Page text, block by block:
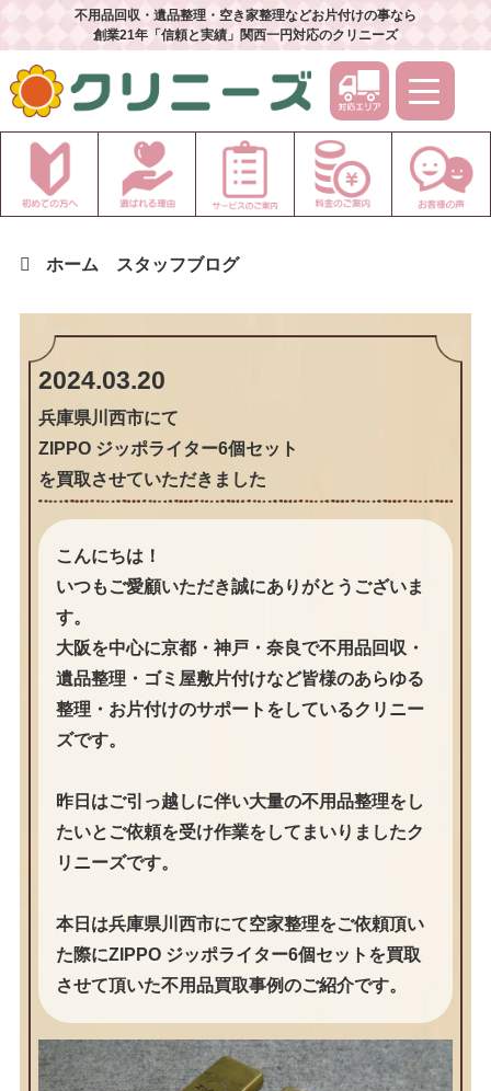
不用品回収・遺品整理・空き家整理などお片付けの事なら
創業21年「信頼と実績」関西一円対応のクリニーズ
ホーム スタッフブログ
2024.03.20
兵庫県川西市にて
ZIPPO ジッポライター6個セット
を買取させていただきました
こんにちは！
いつもご愛顧いただき誠にありがとうございま
す。
大阪を中心に京都・神戸・奈良で不用品回収・
遺品整理・ゴミ屋敷片付けなど皆様のあらゆる
整理・お片付けのサポートをしているクリニー
ズです。
昨日はご引っ越しに伴い大量の不用品整理をし
たいとご依頼を受け作業をしてまいりましたク
リニーズです。
本日は兵庫県川西市にて空家整理をご依頼頂い
た際にZIPPO ジッポライター6個セットを買取
させて頂いた不用品買取事例のご紹介です。